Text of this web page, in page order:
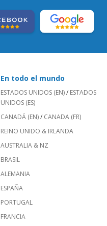
En todo el mundo
ESTADOS UNIDOS (EN)/ ESTADOS
UNIDOS (ES)
CANADÁ (EN)/ CANADA (FR)
REINO UNIDO & IRLANDA
AUSTRALIA & NZ
BRASIL
ALEMANIA
ESPAÑA
PORTUGAL
FRANCIA